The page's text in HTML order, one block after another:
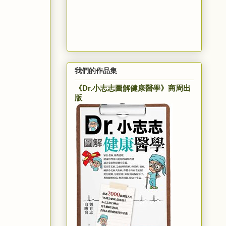
我們的作品集
《Dr.小志志圖解健康醫學》商周出
版